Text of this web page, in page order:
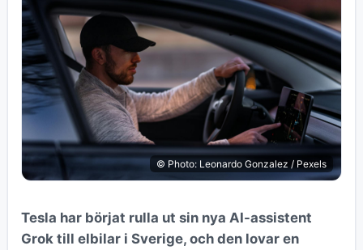
© Photo: Leonardo Gonzalez / Pexels
Tesla har börjat rulla ut sin nya AI-assistent
Grok till elbilar i Sverige, och den lovar en